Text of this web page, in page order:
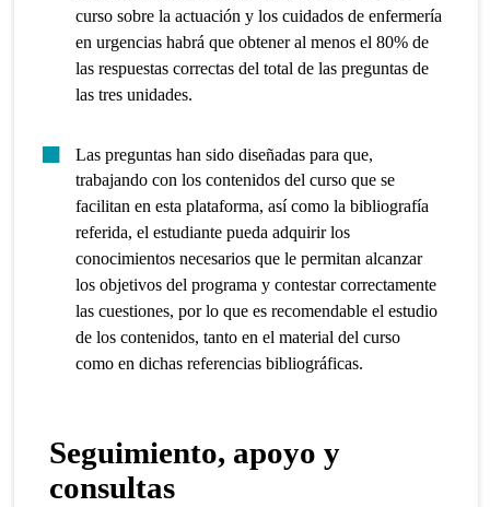
curso sobre la actuación y los cuidados de enfermería
en urgencias habrá que obtener al menos el 80% de
las respuestas correctas del total de las preguntas de
las tres unidades.
Las preguntas han sido diseñadas para que,
trabajando con los contenidos del curso que se
facilitan en esta plataforma, así como la bibliografía
referida, el estudiante pueda adquirir los
conocimientos necesarios que le permitan alcanzar
los objetivos del programa y contestar correctamente
las cuestiones, por lo que es recomendable el estudio
de los contenidos, tanto en el material del curso
como en dichas referencias bibliográficas.
Seguimiento, apoyo y
consultas